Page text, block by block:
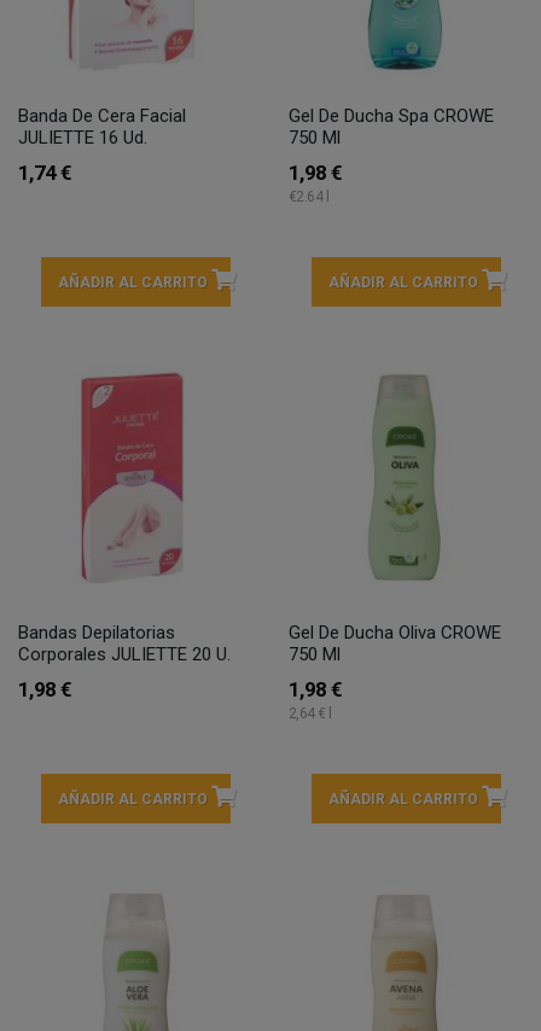
Banda De Cera Facial
JULIETTE 16 Ud.
1,74 €
AÑADIR AL CARRITO
Gel De Ducha Spa CROWE
750 Ml
1,98 €
€2.64 l
AÑADIR AL CARRITO
Bandas Depilatorias
Corporales JULIETTE 20 U.
1,98 €
AÑADIR AL CARRITO
Gel De Ducha Oliva CROWE
750 Ml
1,98 €
2,64 € l
AÑADIR AL CARRITO